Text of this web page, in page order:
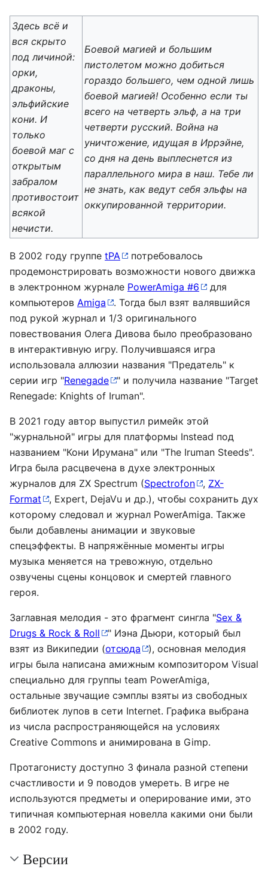
Здесь всё и
вся скрыто
под личиной:
орки,
драконы,
эльфийские
кони. И
только
боевой маг с
открытым
забралом
противостоит
всякой
нечисти.
Боевой магией и большим
пистолетом можно добиться
гораздо большего, чем одной лишь
боевой магией! Особенно если ты
всего на четверть эльф, а на три
четверти русский. Война на
уничтожение, идущая в Иррэйне,
со дня на день выплеснется из
параллельного мира в наш. Тебе ли
не знать, как ведут себя эльфы на
оккупированной территории.
В 2002 году группе tPA
потребовалось
продемонстрировать возможности нового движка
в электронном журнале PowerAmiga #6
для
компьютеров Amiga
. Тогда был взят валявшийся
под рукой журнал и 1/3 оригинального
повествования Олега Дивова было преобразовано
в интерактивную игру. Получившаяся игра
использовала аллюзии названия "Предатель" к
серии игр "Renegade
" и получила название "Target
Renegade: Knights of Iruman".
В 2021 году автор выпустил римейк этой
"журнальной" игры для платформы Instead под
названием "Кони Ирумана" или "The Iruman Steeds".
Игра была расцвечена в духе электронных
журналов для ZX Spectrum (Spectrofon , ZX-
Format
, Expert, DejaVu и др.), чтобы сохранить дух
которому следовал и журнал PowerAmiga. Также
были добавлены анимации и звуковые
спецэффекты. В напряжённые моменты игры
музыка меняется на тревожную, отдельно
озвучены сцены концовок и смертей главного
героя.
Заглавная мелодия - это фрагмент сингла "Sex &
Drugs & Rock & Roll
" Иэна Дьюри, который был
взят из Википедии (отсюда
), основная мелодия
игры была написана амижным композитором Visual
специально для группы team PowerAmiga,
остальные звучащие сэмплы взяты из свободных
библиотек лупов в сети Internet. Графика выбрана
из числа распространяющейся на условиях
Creative Commons и анимирована в Gimp.
Протагонисту доступно 3 финала разной степени
счастливости и 9 поводов умереть. В игре не
используются предметы и оперирование ими, это
типичная компьютерная новелла какими они были
в 2002 году.
Версии